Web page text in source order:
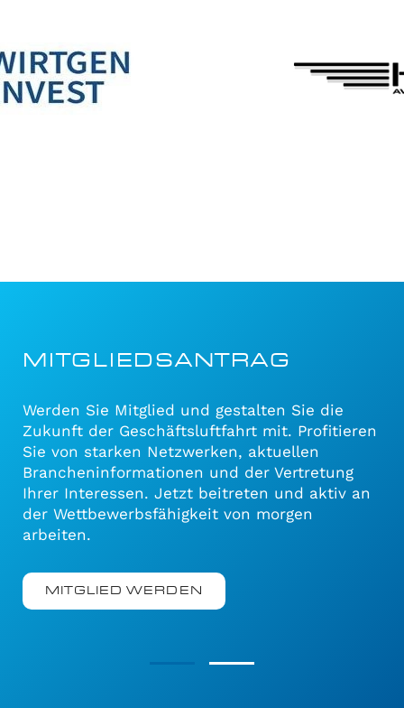
MITGLIEDSANTRAG
Werden Sie Mitglied und gestalten Sie die
Zukunft der Geschäftsluftfahrt mit. Profitieren
Sie von starken Netzwerken, aktuellen
Brancheninformationen und der Vertretung
Ihrer Interessen. Jetzt beitreten und aktiv an
der Wettbewerbsfähigkeit von morgen
arbeiten.
MITGLIED WERDEN